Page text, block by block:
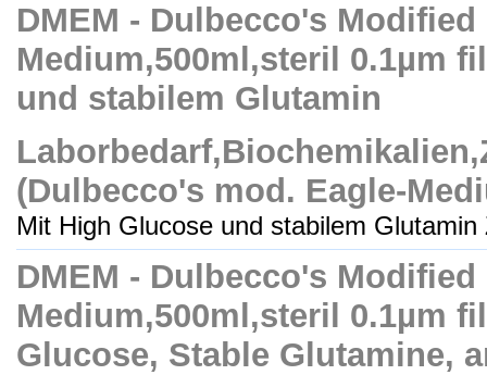
DMEM - Dulbecco's Modified
Medium,500ml,steril 0.1µm
und stabilem Glutamin
(Dulbecco's mod. Eagle-
Mit High Glucose und stabilem Glutamin
DMEM - Dulbecco's Modified
Medium,500ml,steril 0.1µm
Glucose, Stable Glutamine,